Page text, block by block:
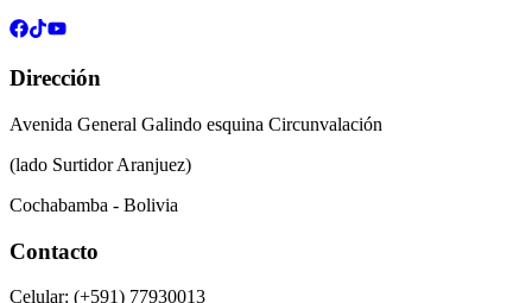
Dirección
Avenida General Galindo esquina Circunvalación
(lado Surtidor Aranjuez)
Cochabamba - Bolivia
Contacto
Celular: (+591) 77930013